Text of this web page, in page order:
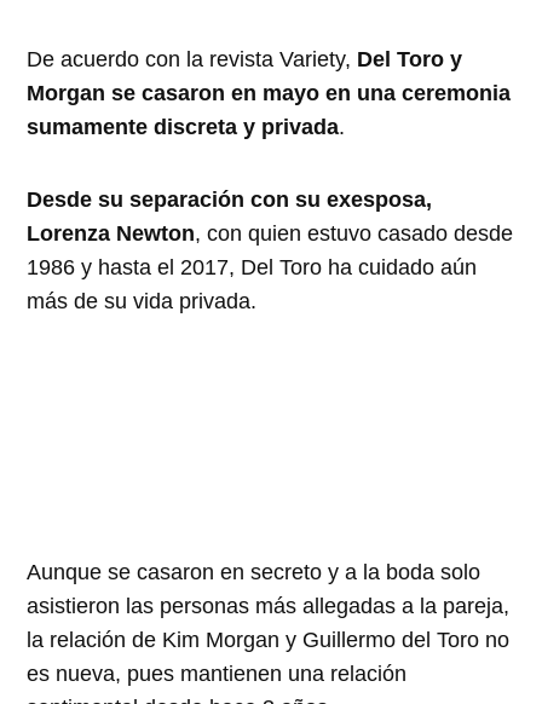
De acuerdo con la revista Variety, Del Toro y
Morgan se casaron en mayo en una ceremonia
sumamente discreta y privada.
Desde su separación con su exesposa,
Lorenza Newton, con quien estuvo casado desde
1986 y hasta el 2017, Del Toro ha cuidado aún
más de su vida privada.
Aunque se casaron en secreto y a la boda solo
asistieron las personas más allegadas a la pareja,
la relación de Kim Morgan y Guillermo del Toro no
es nueva, pues mantienen una relación